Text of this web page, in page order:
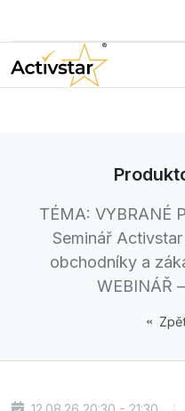
TÉMA: VYBRANÉ
Seminář
obchodníky a
WEBINÁŘ